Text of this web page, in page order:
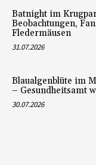
Batnight im
Beobachtungen,
Fledermäusen
31.07.2026
Blaualgenblüte im
– Gesundheitsamt
30.07.2026